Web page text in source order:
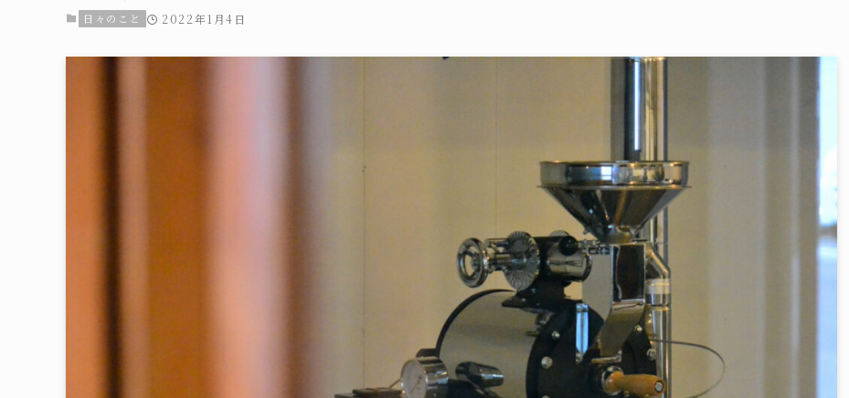
日々のこと 2022年1月4日